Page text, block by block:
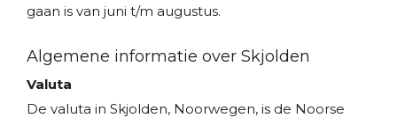
gaan is van juni t/m augustus.
Algemene informatie over Skjolden
Valuta
De valuta in Skjolden, Noorwegen, is de Noorse